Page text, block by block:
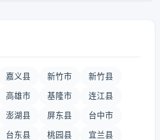
嘉义县 新竹市 新竹县
高雄市 基隆市 连江县
澎湖县 屏东县 台中市
台东县 桃园县 宜兰县